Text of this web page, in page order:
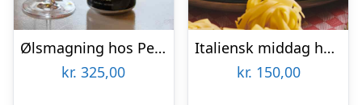
Ølsmagning hos People Like Us
kr. 325,00
Italiensk middag hos Restaurant Pulcinella
kr. 150,00